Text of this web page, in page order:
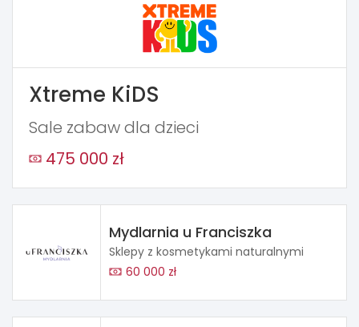
Xtreme KiDS
Sale zabaw dla dzieci
475 000 zł
Mydlarnia u Franciszka
Sklepy z kosmetykami naturalnymi
60 000 zł